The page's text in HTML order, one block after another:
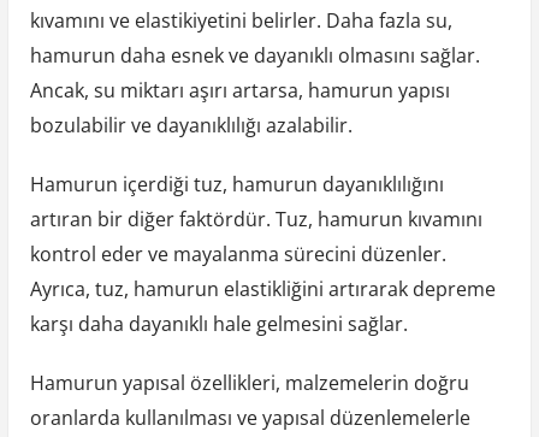
kıvamını ve elastikiyetini belirler. Daha fazla su,
hamurun daha esnek ve dayanıklı olmasını sağlar.
Ancak, su miktarı aşırı artarsa, hamurun yapısı
bozulabilir ve dayanıklılığı azalabilir.
Hamurun içerdiği tuz, hamurun dayanıklılığını
artıran bir diğer faktördür. Tuz, hamurun kıvamını
kontrol eder ve mayalanma sürecini düzenler.
Ayrıca, tuz, hamurun elastikliğini artırarak depreme
karşı daha dayanıklı hale gelmesini sağlar.
Hamurun yapısal özellikleri, malzemelerin doğru
oranlarda kullanılması ve yapısal düzenlemelerle